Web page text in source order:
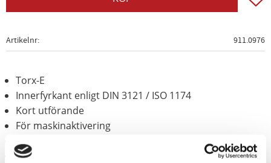
Artikelnr 911.0976
Torx-E
Innerfyrkant enligt DIN 3121 / ISO 1174
Kort utförande
För maskinaktivering
Behandlat med fosfor
Krom molybden